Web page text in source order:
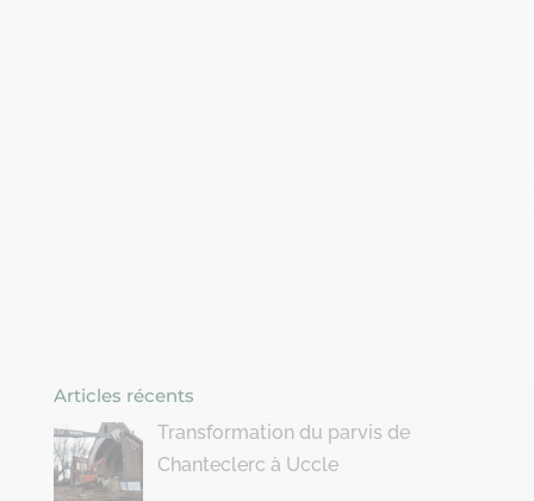
Articles récents
Transformation du parvis de
Chanteclerc à Uccle